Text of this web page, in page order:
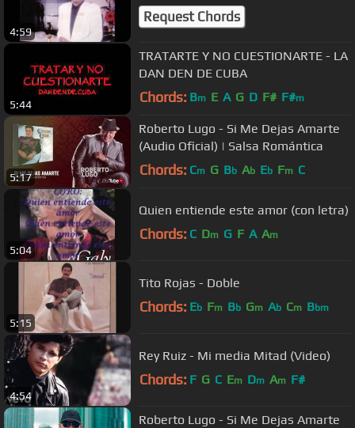
4:59
Request Chords
5:44
TRATARTE Y NO CUESTIONARTE - LA
DAN DEN DE CUBA
Chords: Bm E A G D F# F#m
5:17
Roberto Lugo - Si Me Dejas Amarte
(Audio Oficial) | Salsa Romántica
Chords: Cm G Bb Ab Eb Fm C
5:04
Quien entiende este amor (con letra)
Chords: C Dm G F A Am
5:15
Tito Rojas - Doble
Chords: Eb Fm Bb Gm Ab Cm Bbm
4:54
Rey Ruiz - Mi media Mitad (Video)
Chords: F G C Em Dm Am F#
Roberto Lugo - Si Me Dejas Amarte